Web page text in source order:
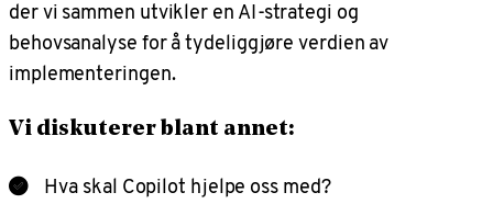
der vi sammen utvikler en AI-strategi og
behovsanalyse for å tydeliggjøre verdien av
implementeringen.
Vi diskuterer blant annet:
Hva skal Copilot hjelpe oss med?